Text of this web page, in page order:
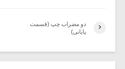
دو مضراب چپ (قسمت
پایانی)